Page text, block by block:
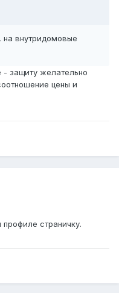
на внутридомовые
защиту желательно
цены и
страничку.